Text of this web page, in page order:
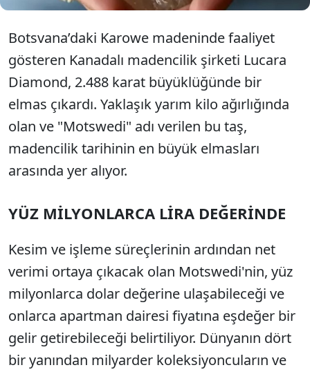
Botsvana’daki Karowe madeninde faaliyet
gösteren Kanadalı madencilik şirketi Lucara
Diamond, 2.488 karat büyüklüğünde bir
elmas çıkardı. Yaklaşık yarım kilo ağırlığında
olan ve "Motswedi" adı verilen bu taş,
madencilik tarihinin en büyük elmasları
arasında yer alıyor.
YÜZ MİLYONLARCA LİRA DEĞERİNDE
Kesim ve işleme süreçlerinin ardından net
verimi ortaya çıkacak olan Motswedi'nin, yüz
milyonlarca dolar değerine ulaşabileceği ve
onlarca apartman dairesi fiyatına eşdeğer bir
gelir getirebileceği belirtiliyor. Dünyanın dört
bir yanından milyarder koleksiyoncuların ve